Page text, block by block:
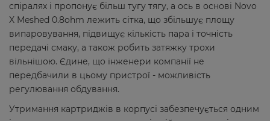
спіралях і пропонує більш тугу тягу, а ось в основі Novo
X Meshed 0.8ohm лежить сітка, що збільшує площу
випаровування, підвищує кількість пара і точність
передачі смаку, а також робить затяжку трохи
вільнішою. Єдине, що інженери компанії не
передбачили в цьому пристрої - можливість
регулювання обдування.
Утримання картриджів в корпусі забезпечується одним